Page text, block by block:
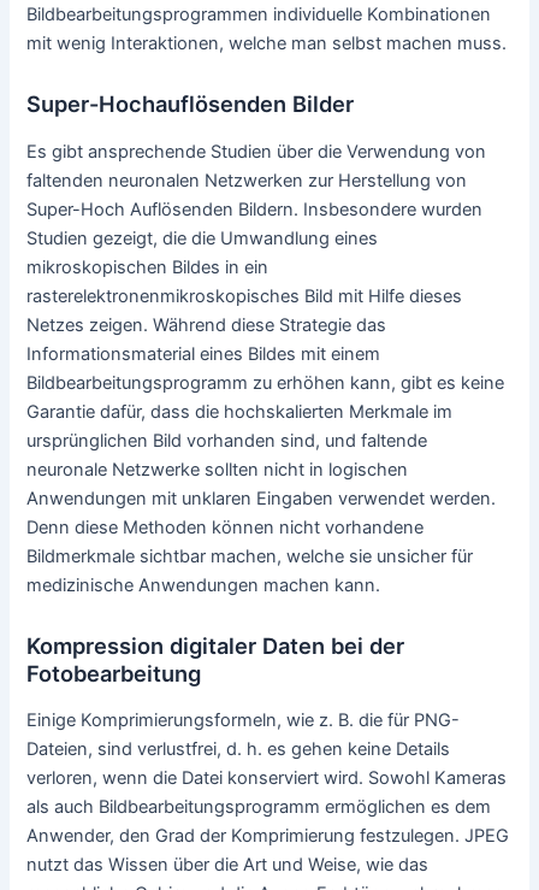
die Neuanordnung, deshalb können Vektorbilder mit einem
Bildbearbeitungsprogramm besonders schnell geändert
Bildbearbeitungsprogramm
Kameras- oder Bildbearbeitungsprogramme bieten in der
Regel grundlegende automatische
Fotoverbesserungsfunktionen, welche
Beleuchtungsabweichungen, Belichtungskorrektur sowie
Farben verbessern und Farbtonkorrektur, ebenso auch
andere Fotobearbeitungsfunktionen wie die Beseitigung
roter Augen, Helligkeit-und Kontrastanpassungen,
Zuschneiden von Bildern und Zoom-Funktionen. Da sie in
der Regel ohne Interaktion des Anwenders stattfinden oder
nur mit einem Mausklick oder durch das Wählen einer
Option aus dem Menü verwendet werden, werden diese als
automatisieren Funktionen bezeichnet. Des Weiteren
haben einige vollautomatische Bearbeitungsfunktionen in
Bildbearbeitungsprogrammen individuelle Kombinationen
Super-Hochauflösenden Bilder
Es gibt ansprechende Studien über die Verwendung von
faltenden neuronalen Netzwerken zur Herstellung von
Super-Hoch Auflösenden Bildern. Insbesondere wurden
Studien gezeigt, die die Umwandlung eines
mikroskopischen Bildes in ein
rasterelektronenmikroskopisches Bild mit Hilfe dieses